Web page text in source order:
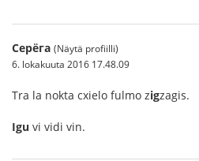
Серёга (Näytä profiilli)
6. lokakuuta 2016 17.48.09
Tra la nokta cxielo fulmo zigzagis.
Igu vi vidi vin.